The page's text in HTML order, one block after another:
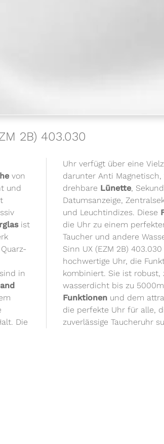
2B) 403.030
von
und
ist
in
Die
Uhr verfügt über eine
darunter Anti
drehbare Lünette,
Datumsanzeige,
und Leuchtindizes. Diese
die Uhr zu einem
Taucher und andere
Sinn UX (EZM 2B)
hochwertige Uhr, die
kombiniert. Sie ist robust,
wasserdicht bis zu
Funktionenund dem
die perfekte Uhr für alle,
zuverlässige Taucheruhr